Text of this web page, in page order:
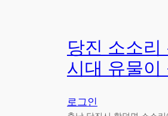
당진 소소리
시대 유물이
로그인